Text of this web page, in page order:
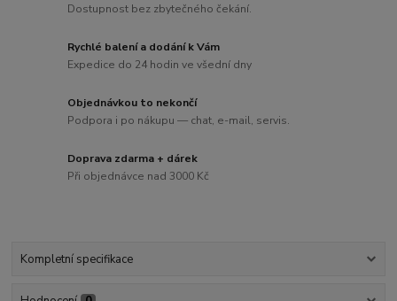
Dostupnost bez zbytečného čekání.
Rychlé balení a dodání k Vám
Expedice do 24 hodin ve všední dny
Objednávkou to nekončí
Podpora i po nákupu — chat, e-mail, servis.
Doprava zdarma + dárek
Při objednávce nad 3000 Kč
Kompletní specifikace